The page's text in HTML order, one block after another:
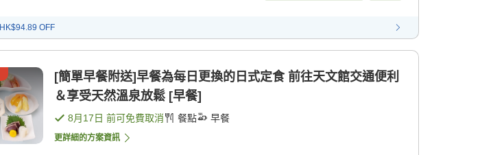
HK$94.89 OFF
[簡單早餐附送]早餐為每日更換的日式定食 前往天文館交通便利
＆享受天然溫泉放鬆 [早餐]
8月17日 前可免費取消 餐點 早餐
更詳細的方案資訊